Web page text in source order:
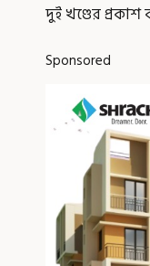
দুই খণ্ডের
Sponsored